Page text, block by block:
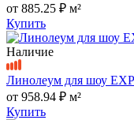
от 885.25 ₽ м²
Купить
Наличие
Линолеум для шоу
от 958.94 ₽ м²
Купить